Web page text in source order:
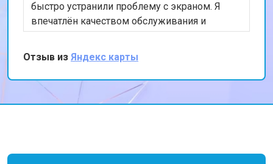
быстро устранили проблему с экраном. Я
впечатлён качеством обслуживания и
скоростью выполнения работы. Мой телефон
теперь работает безупречно. Спасибо за
отличную работу!
Отзыв из Яндекс карты